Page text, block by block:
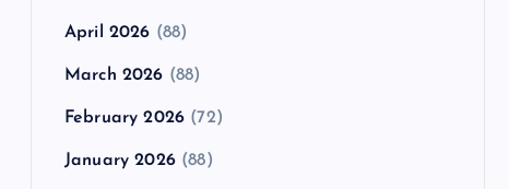
April 2026 (88)
March 2026 (88)
February 2026 (72)
January 2026(88)